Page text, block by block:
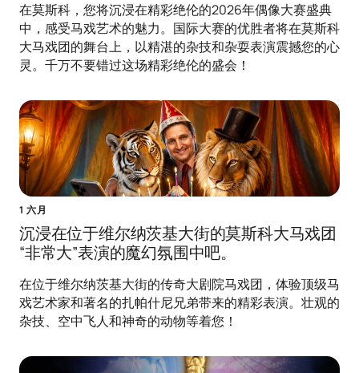
在莫斯科，您将沉浸在精彩绝伦的2026年偶像大赛盛典
中，感受马戏艺术的魅力。国际大赛的优胜者将在莫斯科
大马戏团的舞台上，以精湛的杂技和杂耍表演震撼您的心
灵。千万不要错过这场精彩绝伦的盛会！
1 六月
沉浸在位于维尔纳茨基大街的莫斯科大马戏团
“非常大”表演的魔幻氛围中吧。
在位于维尔纳茨基大街的传奇大剧院马戏团，体验顶级马
戏艺术家和著名的扎帕什尼兄弟带来的精彩表演。壮观的
杂技、空中飞人和神奇的动物等着您！